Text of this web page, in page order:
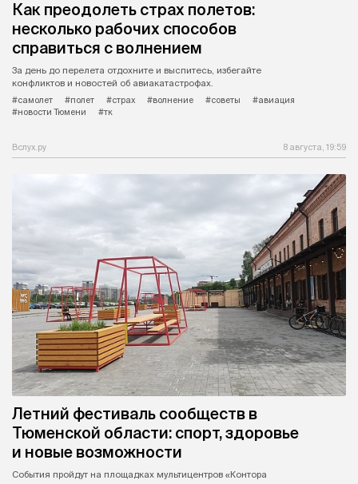
Как преодолеть страх полетов:
несколько рабочих способов
справиться с волнением
За день до перелета отдохните и выспитесь, избегайте
конфликтов и новостей об авиакатастрофах.
#самолет
#полет #страх #волнение #советы
#авиация
#новости Тюмени
#тк
Вслух.ру 8 августа, 19:59
Летний фестиваль сообществ в
Тюменской области: спорт, здоровье
и новые возможности
События пройдут на площадках мультицентров «Контора